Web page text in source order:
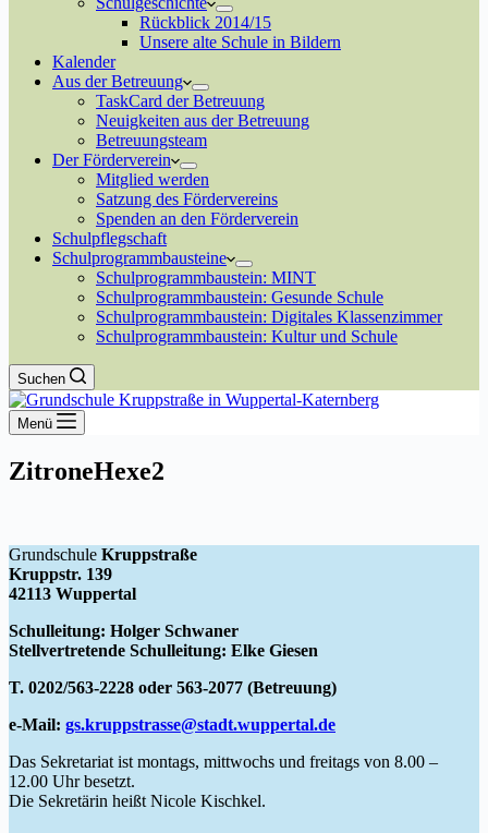
Rückblick 2014/15
Unsere alte Schule in Bildern
Kalender
Aus der Betreuung
TaskCard der Betreuung
Neuigkeiten aus der Betreuung
Betreuungsteam
Der Förderverein
Mitglied werden
Satzung des Fördervereins
Spenden an den Förderverein
Schulpflegschaft
Schulprogrammbausteine
Schulprogrammbaustein: MINT
Schulprogrammbaustein: Gesunde Schule
Schulprogrammbaustein: Digitales Klassenzimmer
Schulprogrammbaustein: Kultur und Schule
Suchen
Menü
ZitroneHexe2
Grundschule Kruppstraße
Kruppstr. 139
42113 Wuppertal
Schulleitung: Holger Schwaner
Stellvertretende Schulleitung: Elke Giesen
T. 0202/563-2228 oder 563-2077 (Betreuung)
e-Mail: gs.kruppstrasse@stadt.wuppertal.de
Das Sekretariat ist montags, mittwochs und freitags von 8.00 –
12.00 Uhr besetzt.
Die Sekretärin heißt Nicole Kischkel.